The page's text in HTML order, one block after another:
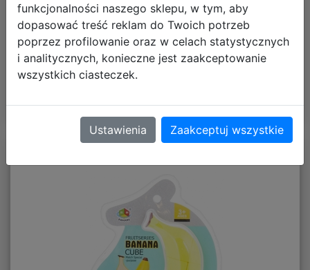
Koszt dostawy od:13,90 zł
DO KOSZYKA
funkcjonalności naszego sklepu, w tym, aby
dopasować treść reklam do Twoich potrzeb
poprzez profilowanie oraz w celach statystycznych
i analitycznych, konieczne jest zaakceptowanie
wszystkich ciasteczek.
Ustawienia Zaakceptuj wszystkie